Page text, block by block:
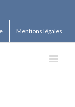
Mentions légales